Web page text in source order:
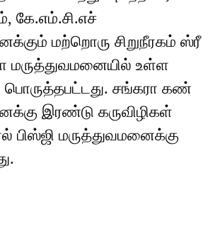
கே.எம்.சி.எச்
மற்றொரு சிறுநீரகம் ஸ்ரீ
மருத்துவமனையில் உள்ள
பொருத்தபட்டது. சங்கரா கண்
இரண்டு கருவிழிகள்
பிஸ்ஜி மருத்துவமனைக்கு